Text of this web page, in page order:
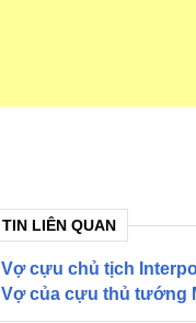
TIN LIÊN QUAN
Vợ cựu chủ tịch
Vợ của cựu thủ tướng